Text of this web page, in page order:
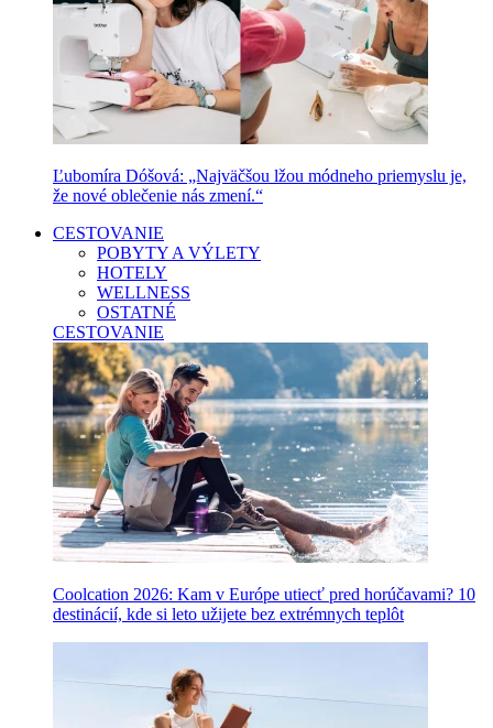
Ľubomíra Dóšová: „Najväčšou lžou módneho priemyslu je,
že nové oblečenie nás zmení.“
CESTOVANIE
POBYTY A VÝLETY
HOTELY
WELLNESS
OSTATNÉ
CESTOVANIE
Coolcation 2026: Kam v Európe utiecť pred horúčavami? 10
destinácií, kde si leto užijete bez extrémnych teplôt